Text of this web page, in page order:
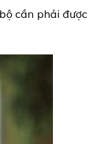
cần phải được